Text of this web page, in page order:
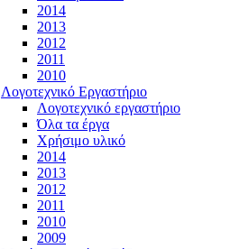
2014
2013
2012
2011
2010
Λογοτεχνικό Εργαστήριο
Λογοτεχνικό εργαστήριο
Όλα τα έργα
Χρήσιμο υλικό
2014
2013
2012
2011
2010
2009